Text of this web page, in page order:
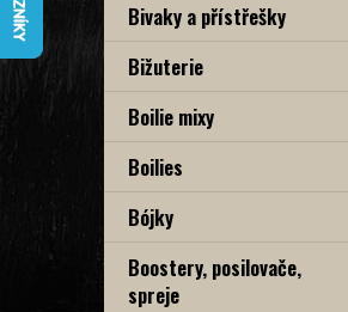
Bivaky a přístřešky
Bižuterie
Boilie mixy
Boilies
Bójky
Boostery, posilovače,
spreje